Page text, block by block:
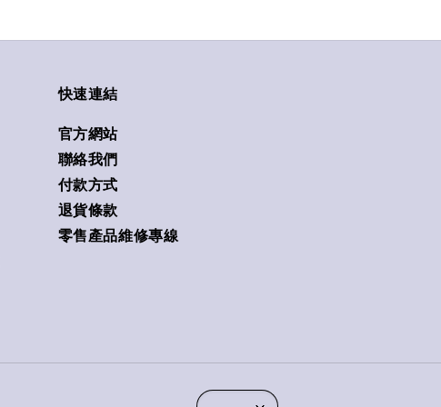
快速連結
官方網站
聯絡我們
付款方式
退貨條款
零售產品維修專線